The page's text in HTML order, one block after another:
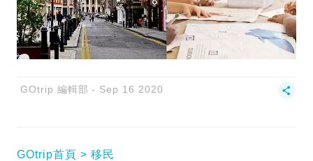
GOtrip 編輯部 Sep 16 2020
GOtrip首頁 移民